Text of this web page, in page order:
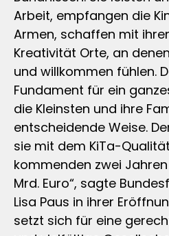
Arbeit, empfangen die
Armen, schaffen mit
Kreativität Orte, an
und willkommen fühlen.
Fundament für ein
die Kleinsten und ihre
entscheidende Weise.
sie mit dem KiTa-
kommenden zwei
Mrd. Euro“, sagte
Lisa Paus in ihrer
setzt sich für eine